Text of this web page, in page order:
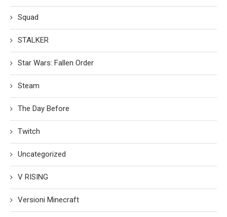
Squad
STALKER
Star Wars: Fallen Order
Steam
The Day Before
Twitch
Uncategorized
V RISING
Versioni Minecraft